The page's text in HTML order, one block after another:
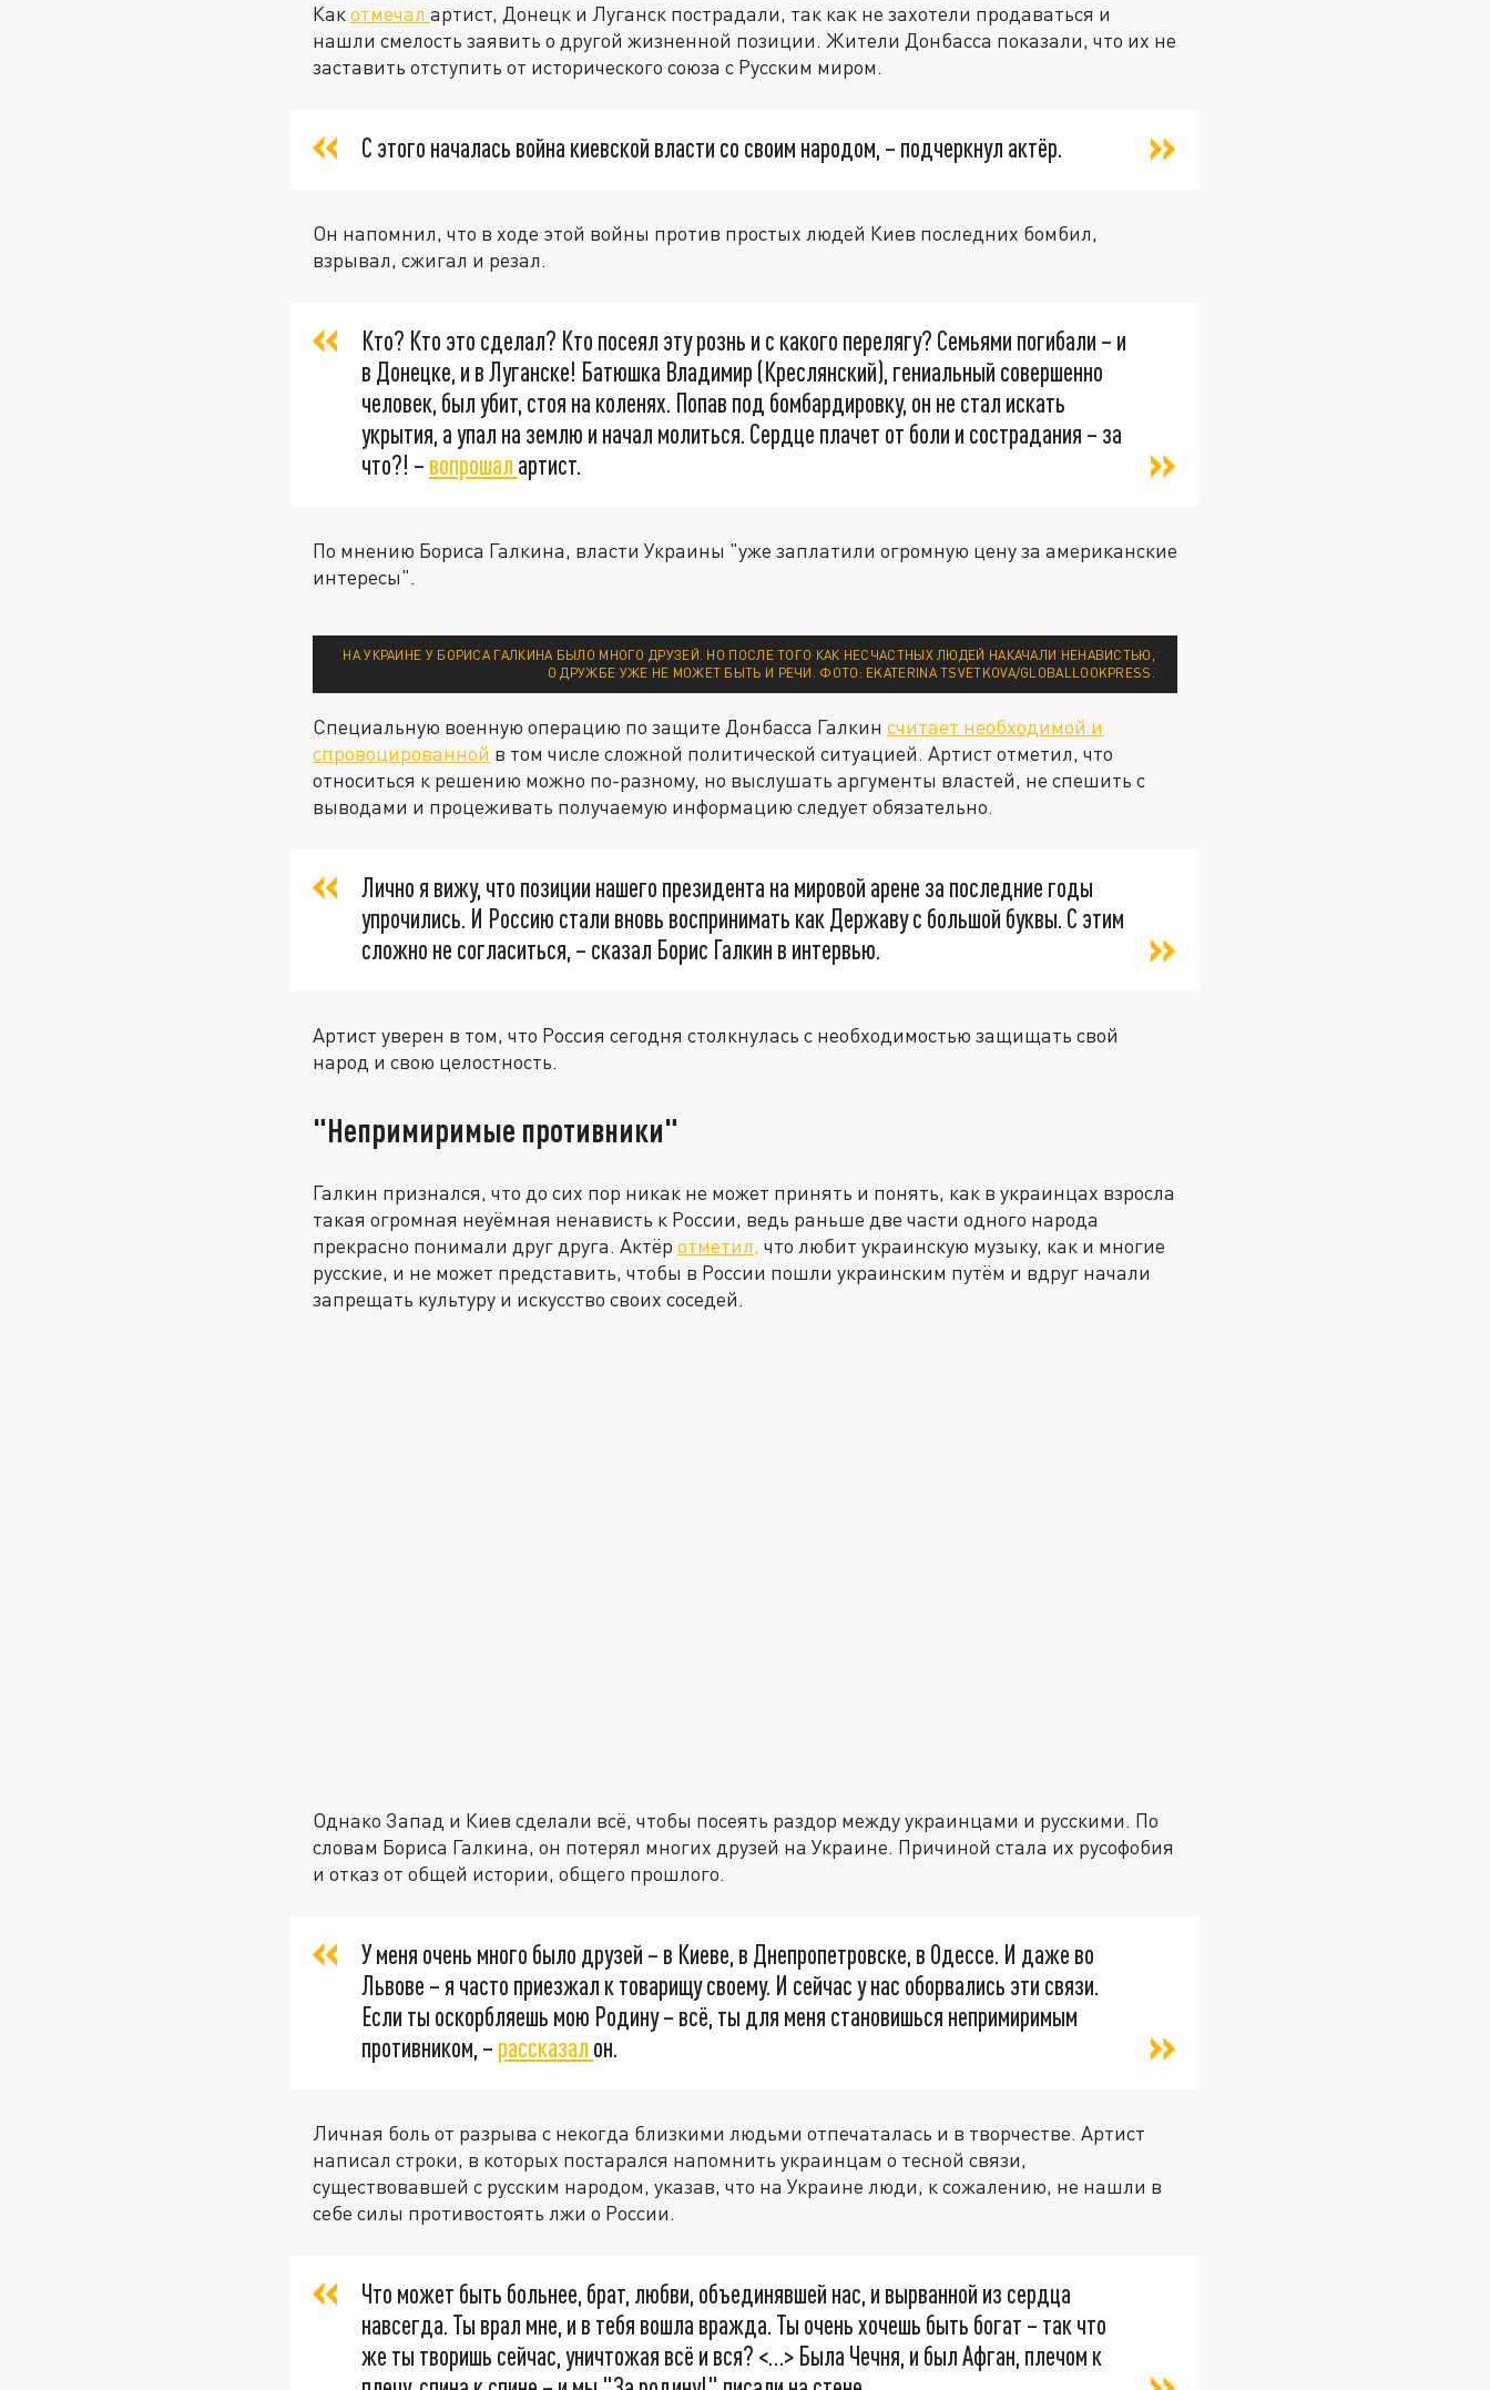
Какотмечал артист, Донецк и Луганск пострадали, так как не захотели продаваться и
нашли смелость заявить о другой жизненной позиции. Жители Донбасса показали, что их не
заставить отступить от исторического союза с Русским миром.
С этого началась война киевской власти со своим народом, – подчеркнул актёр.
Он напомнил, что в ходе этой войны против простых людей Киев последних бомбил,
взрывал, сжигал и резал.
Кто? Кто это сделал? Кто посеял эту рознь и с какого перелягу? Семьями погибали – и
в Донецке, и в Луганске! Батюшка Владимир (Креслянский), гениальный совершенно
человек, был убит, стоя на коленях. Попав под бомбардировку, он не стал искать
укрытия, а упал на землю и начал молиться. Сердце плачет от боли и сострадания – за
что?! – вопрошал артист.
По мнению Бориса Галкина, власти Украины "уже заплатили огромную цену за американские
интересы".
НА УКРАИНЕ У БОРИСА ГАЛКИНА БЫЛО МНОГО ДРУЗЕЙ. НО ПОСЛЕ ТОГО КАК НЕСЧАСТНЫХ ЛЮДЕЙ НАКАЧАЛИ НЕНАВИСТЬЮ,
О ДРУЖБЕ УЖЕ НЕ МОЖЕТ БЫТЬ И РЕЧИ. ФОТО: EKATERINA TSVETKOVA/GLOBALLOOKPRESS.
Специальную военную операцию по защите Донбасса Галкин считает необходимой и
спровоцированной в том числе сложной политической ситуацией. Артист отметил, что
относиться к решению можно по-разному, но выслушать аргументы властей, не спешить с
выводами и процеживать получаемую информацию следует обязательно.
Лично я вижу, что позиции нашего президента на мировой арене за последние годы
упрочились. И Россию стали вновь воспринимать как Державу с большой буквы. С этим
сложно не согласиться, – сказал Борис Галкин в интервью.
Артист уверен в том, что Россия сегодня столкнулась с необходимостью защищать свой
народ и свою целостность.
"Непримиримые противники"
Галкин признался, что до сих пор никак не может принять и понять, как в украинцах взросла
такая огромная неуёмная ненависть к России, ведь раньше две части одного народа
прекрасно понимали друг друга. Актёр отметил, что любит украинскую музыку, как и многие
русские, и не может представить, чтобы в России пошли украинским путём и вдруг начали
запрещать культуру и искусство своих соседей.
Однако Запад и Киев сделали всё, чтобы посеять раздор между украинцами и русскими. По
словам Бориса Галкина, он потерял многих друзей на Украине. Причиной стала их русофобия
и отказ от общей истории, общего прошлого.
У меня очень много было друзей – в Киеве, в Днепропетровске, в Одессе. И даже во
Львове – я часто приезжал к товарищу своему. И сейчас у нас оборвались эти связи.
Если ты оскорбляешь мою Родину – всё, ты для меня становишься непримиримым
противником, – рассказал он.
Личная боль от разрыва с некогда близкими людьми отпечаталась и в творчестве. Артист
написал строки, в которых постарался напомнить украинцам о тесной связи,
существовавшей с русским народом, указав, что на Украине люди, к сожалению, не нашли в
себе силы противостоять лжи о России.
Что может быть больнее, брат, любви, объединявшей нас, и вырванной из сердца
навсегда. Ты врал мне, и в тебя вошла вражда. Ты очень хочешь быть богат – так что
же ты творишь сейчас, уничтожая всё и вся? <…> Была Чечня, и был Афган, плечом к